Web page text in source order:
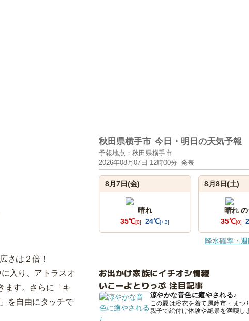
さは２倍！
入り、アトラスオ
ます。さらに「キ
を自由にタッチで
秋田県横手市 今日・明日の天気予報
予報地点：秋田県横手市
2026年08月07日 12時00分 発表
8月7日(金)
晴れ
35℃[0] 24℃[+3]
8月8日(土)
晴れ
35℃[0]
降水確率・
お出かけ家族にイチオシ情報
いこーよとりっぷ 注目記事
涼やかな音色に癒やされる♪
この夏は浴衣を着て風鈴市・まつ
親子で絵付け体験や絶景を満喫し